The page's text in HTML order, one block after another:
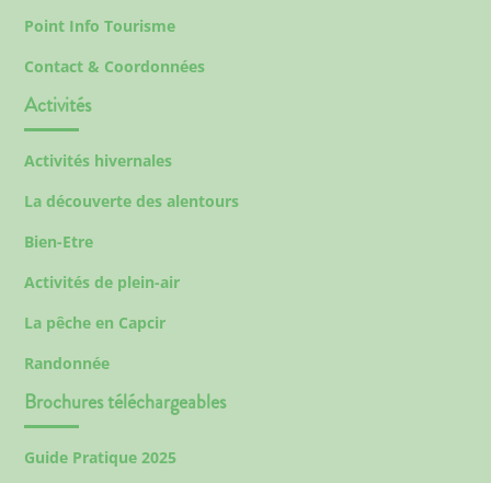
Point Info Tourisme
Contact & Coordonnées
Activités
Activités hivernales
La découverte des alentours
Bien-Etre
Activités de plein-air
La pêche en Capcir
Randonnée
Brochures téléchargeables
Guide Pratique 2025